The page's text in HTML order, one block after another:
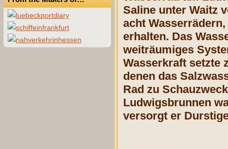
Saline unter Waitz
acht Wasser
erhalten. Das
weiträumiges
Wasserkraft setzte
denen das
Rad zu
Ludwigsbrunnen
versorgt er